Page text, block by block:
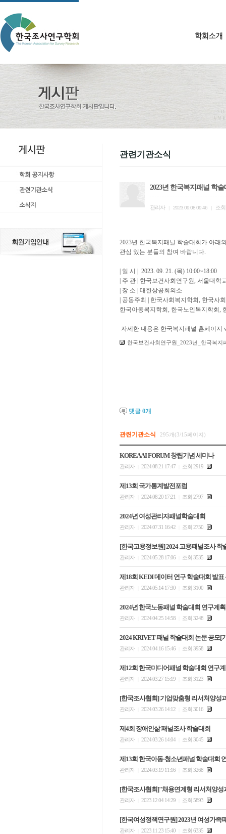
관련기관소식
2023년 한국복지패널 학술
관리자 2023.09.08 09:46 조회
2023년 한국복지패널 학술대회가 아래
관심 있는 분들의 참여 바랍니다.
| 일 시 | 2023. 09. 21. (목) 10:00~18:00
| 주 관 | 한국보건사회연구원, 서울대학
| 장 소 | 대한상공회의소
| 공동주최 | 한국사회복지학회, 한국사
한국아동복지학회, 한국노인복지학회,
자세한 내용은 한국복지패널 홈페이지
한국보건사회연구원_2023년_한국복
댓글 0개
관련기관소식 295개(3/15페이지)
KOREA AI FORUM 창립기념 세미나
관리자 2024.08.21 17:47 조회 2919
제13회 국가통계발전포럼
관리자 2024.08.20 17:21 조회 2797
2024년 여성관리자패널학술대회
관리자 2024.07.31 16:42 조회 2750
[한국고용정보원] 2024 고용패널조사 학
관리자 2024.05.28 17:06 조회 3535
제18회 KEDI 데이터 연구 학술대회 발표
관리자 2024.05.14 17:30 조회 3100
2024년 한국노동패널 학술대회 연구계
관리자 2024.04.25 14:58 조회 3248
2024 KRIVET 패널 학술대회 논문 공모[
관리자 2024.04.16 15:46 조회 3958
제12회 한국미디어패널 학술대회 연구
관리자 2024.03.27 15:19 조회 3123
[한국조사협회] 기업맞춤형 리서처양성
관리자 2024.03.26 14:12 조회 3016
제4회 장애인삶 패널조사 학술대회
관리자 2024.03.26 14:04 조회 3045
제13회 한국아동·청소년패널 학술대회
관리자 2024.03.19 11:16 조회 3268
[한국조사협회]"채용연계형 리서처양성
관리자 2023.12.04 14:29 조회 5893
[한국여성정책연구원] 2023년 여성가족
관리자 2023.11.23 15:40 조회 6335